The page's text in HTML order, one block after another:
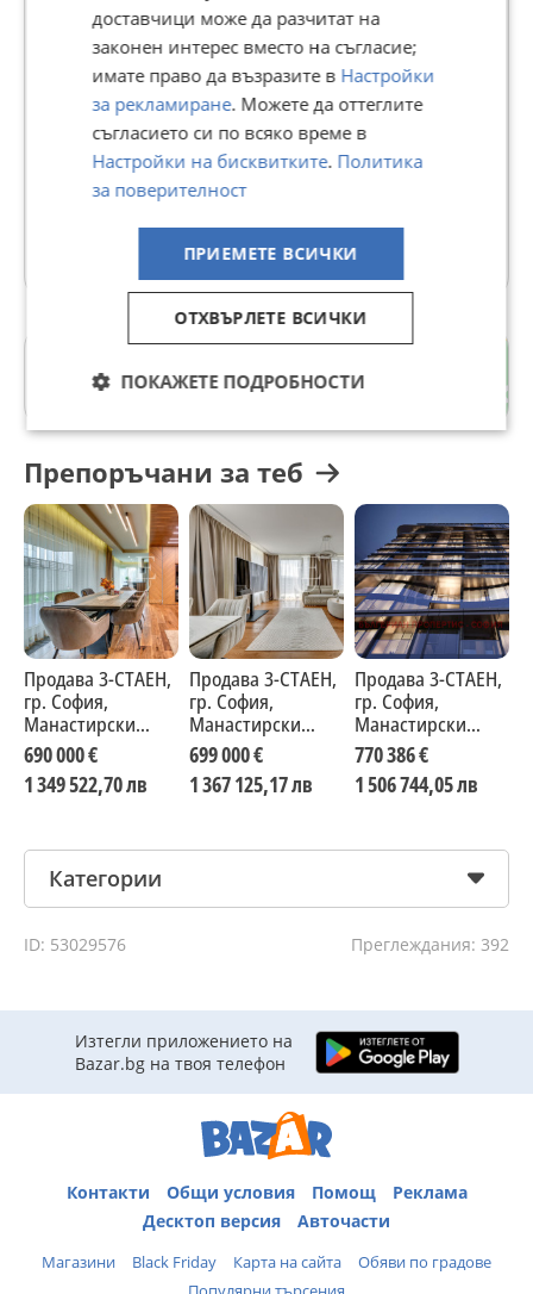
БЪЛГАРИЯ СОТБИС
ИНТЕРНЕШЪНЪЛ РИЪЛТИ
В Bazar.BG от 11 септември 2013г.
Последно активен днес в 15:41 ч.
Още оферти на https://bulgariasir.imot.bg
гр. София
Препоръчани за теб
Продава 3-СТАЕН,
гр. София,
Манастирски
ливади
690 000 €
1 349 522,70 лв
Продава 3-СТАЕН,
гр. София,
Манастирски
ливади
699 000 €
1 367 125,17 лв
Продава 3-СТАЕН,
гр. София,
Манастирски
ливади
770 386 €
1 506 744,05 лв
Категории
ID: 53029576 Преглеждания: 392
Изтегли приложението на
Bazar.bg на твоя телефон
Контакти Общи условия Помощ
Реклама
Десктоп версия
Авточасти
Магазини Black Friday Карта на сайта
Обяви по градове
доставчици може да разчитат на
законен интерес вместо на съгласие;
имате право да възразите в Настройки
за рекламиране. Можете да оттеглите
съгласието си по всяко време в
Настройки на бисквитките. Политика
за поверителност
ПРИЕМЕТЕ ВСИЧКИ
ОТХВЪРЛЕТЕ ВСИЧКИ
ПОКАЖЕТЕ ПОДРОБНОСТИ